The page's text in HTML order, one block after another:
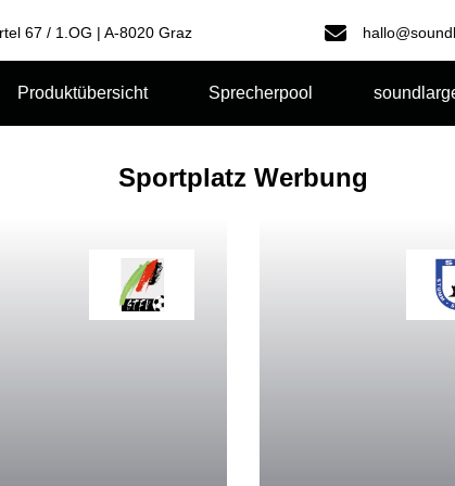
67 / 1.OG | A-8020 Graz
Produktübersicht Sprecherpool
Sportplatz Werbung